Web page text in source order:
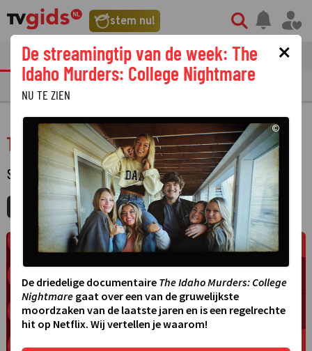
stem nu!
tvgids streaming nieuws
PRIMETIME GEMIST
Trail: Seizoen Terugblik
SPORT
MIJNGIDS AGENDA DELEN
×
De streamingtip van de week: The
Idaho Murders: College Nightmare
NU TE ZIEN
©
De driedelige documentaire The Idaho Murders: College
Nightmare gaat over een van de gruwelijkste
moordzaken van de laatste jaren en is een regelrechte
hit op Netflix. Wij vertellen je waarom!